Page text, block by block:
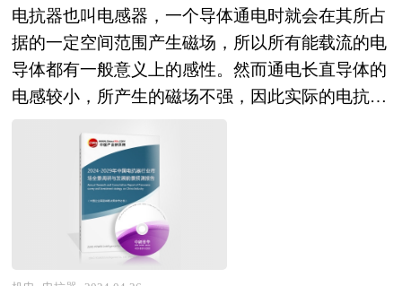
政策经济发展环境对教学仪器行业潜在的风险和防
范建议进行分析。 《2024年版教学仪器产业规划
专项研究报告》由中研产业规划院领衔制作，精英
专家团队在上千个重大项目积累了宝贵经验，为项
目成功落地保驾护航。中研产业规划院率先在业内
提出“全流程一体化”综合解决方案，提供从前期拿
地策划、定位策划、概念规划、空间规划、总体规
划、城市设计、建筑设计、景观设计、IP设计、商
业模式设计、招商、投资、运营等一系列咨询服
迹及多年的实践经验，对中国3C制造行业的内外部
环境、行业发展现状、产业链发展状况、市场供
需、竞争格局、标杆企业、发展趋势、机会风险、
发展策略与投资建议等进行了分析，并重点分析了
我国3C制造行业将面临的机遇与挑战，对3C制造
行业未来的发展趋势及前景作出审慎分析与预测。
是3C制造企业、学术科研单位、投资企业准确了解
行业最新发展动态，把握市场机会，正确制定企业
发展战略的必备参考工具，极具参考价值！
电抗器也叫电感器，一个导体通电时就会在其所占
据的一定空间范围产生磁场，所以所有能载流的电
导体都有一般意义上的感性。然而通电长直导体的
电感较小，所产生的磁场不强，因此实际的电抗器
是导线绕成螺线管形式，称空心电抗器；有时为了
让这只螺线管具有更大的电感，便在螺线管中插入
铁心，称铁心电抗器。电抗分为感抗和容抗，比较
科学的归类是感抗器（电感器）和容抗器（电容
器）统称为电抗器，然而由于过去先有了电感器，
并且被称为电抗器，所以现在人们所说的电容器就